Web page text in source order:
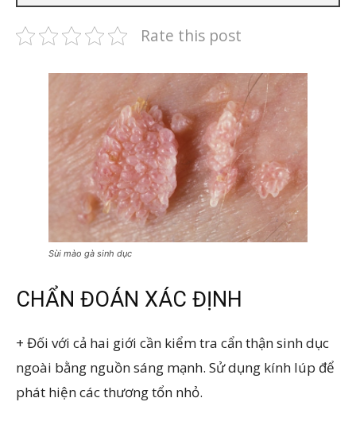
Rate this post
Sùi mào gà sinh dục
CHẨN ĐOÁN XÁC ĐỊNH
+ Đối với cả hai giới cần kiểm tra cẩn thận sinh dục
ngoài bằng nguồn sáng mạnh. Sử dụng kính lúp để
phát hiện các thương tổn nhỏ.